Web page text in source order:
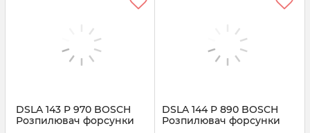
DSLA 143 P 970 BOSCH
Розпилювач форсунки
DSLA 144 P 890 BOSCH
Розпилювач форсунки